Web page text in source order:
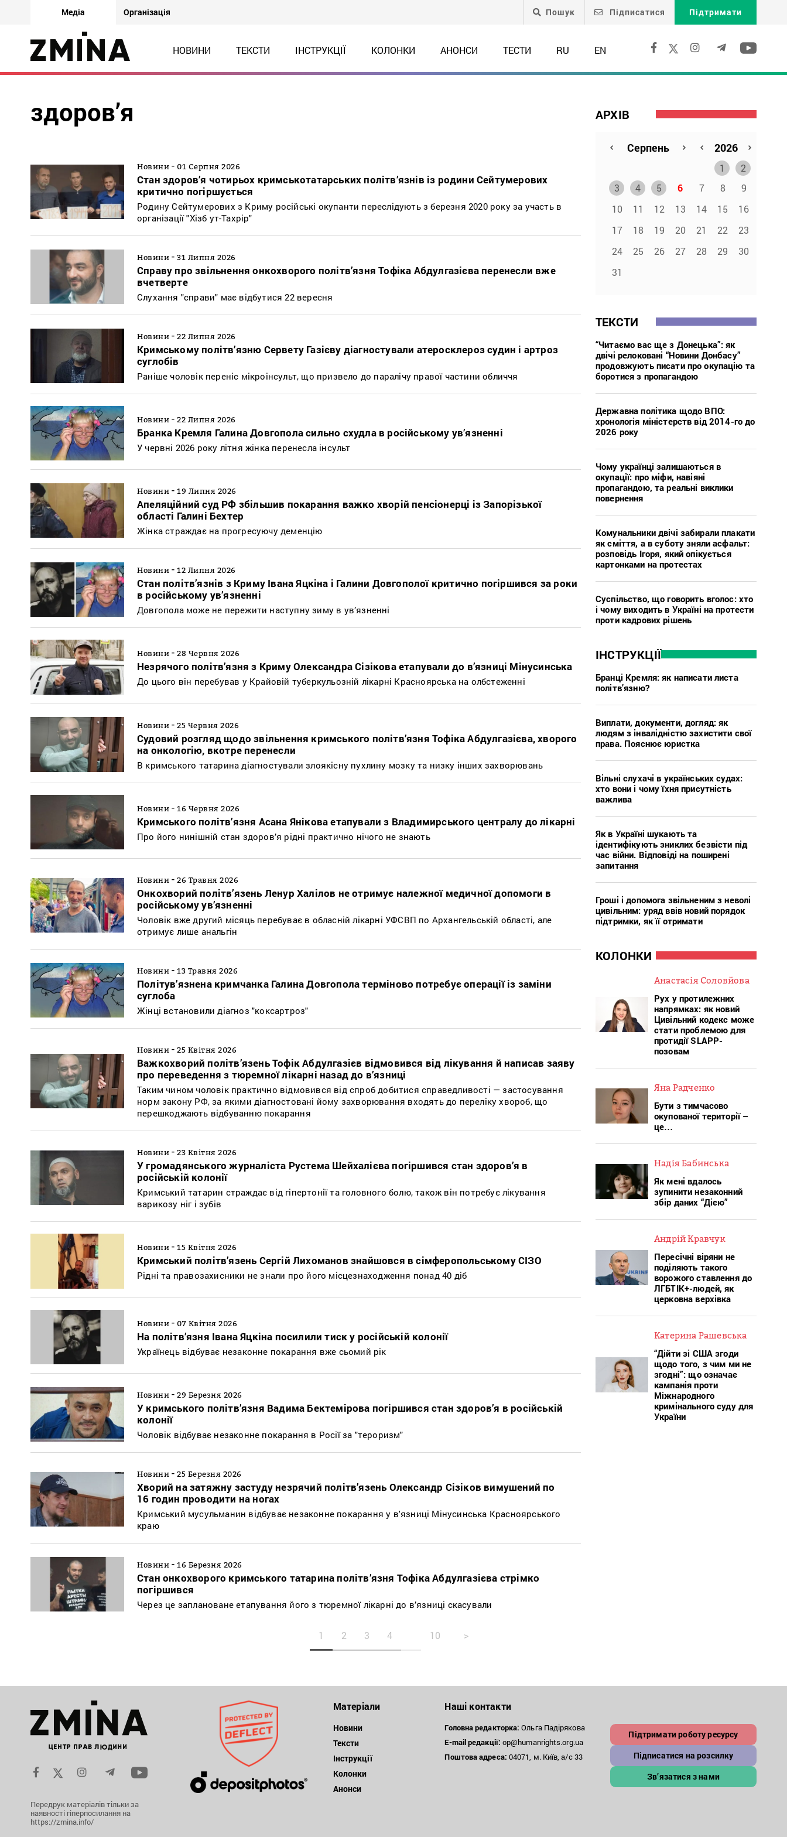
Медіа Організація Пошук Підписатися Підтримати
НОВИНИ ТЕКСТИ ІНСТРУКЦІЇ КОЛОНКИ АНОНСИ ТЕСТИ RU EN
здоров’я
Новини - 01 Серпня 2026
Стан здоров’я чотирьох кримськотатарських політв’язнів із родини Сейтумерових
критично погіршується
Родину Сейтумерових з Криму російські окупанти переслідують з березня 2020 року за участь в
організації "Хізб ут-Тахрір"
Новини - 31 Липня 2026
Справу про звільнення онкохворого політв’язня Тофіка Абдулгазієва перенесли вже
вчетверте
Слухання "справи" має відбутися 22 вересня
Новини - 22 Липня 2026
Кримському політв’язню Сервету Газієву діагностували атеросклероз судин і артроз
суглобів
Раніше чоловік переніс мікроінсульт, що призвело до паралічу правої частини обличчя
Новини - 22 Липня 2026
Бранка Кремля Галина Довгопола сильно схудла в російському ув’язненні
У червні 2026 року літня жінка перенесла інсульт
Новини - 19 Липня 2026
Апеляційний суд РФ збільшив покарання важко хворій пенсіонерці із Запорізької
області Галині Бехтер
Жінка страждає на прогресуючу деменцію
Новини - 12 Липня 2026
Стан політв’язнів з Криму Івана Яцкіна і Галини Довгополої критично погіршився за роки
в російському ув’язненні
Довгопола може не пережити наступну зиму в ув’язненні
Новини - 28 Червня 2026
Незрячого політв’язня з Криму Олександра Сізікова етапували до в’язниці Мінусинська
До цього він перебував у Крайовій туберкульозній лікарні Красноярська на олбстеженні
Новини - 25 Червня 2026
Судовий розгляд щодо звільнення кримського політв’язня Тофіка Абдулгазієва, хворого
на онкологію, вкотре перенесли
В кримського татарина діагностували злоякісну пухлину мозку та низку інших захворювань
Новини - 16 Червня 2026
Кримського політв’язня Асана Янікова етапували з Владимирського централу до лікарні
Про його нинішній стан здоров’я рідні практично нічого не знають
Новини - 26 Травня 2026
Онкохворий політв’язень Ленур Халілов не отримує належної медичної допомоги в
російському ув’язненні
Чоловік вже другий місяць перебуває в обласній лікарні УФСВП по Архангельській області, але
отримує лише анальгін
Новини - 13 Травня 2026
Політув’язнена кримчанка Галина Довгопола терміново потребує операції із заміни
суглоба
Жінці встановили діагноз "коксартроз"
Новини - 25 Квітня 2026
Важкохворий політв’язень Тофік Абдулгазієв відмовився від лікування й написав заяву
про переведення з тюремної лікарні назад до в’язниці
Таким чином чоловік практично відмовився від спроб добитися справедливості — застосування
норм закону РФ, за якими діагностовані йому захворювання входять до переліку хвороб, що
перешкоджають відбуванню покарання
Новини - 23 Квітня 2026
У громадянського журналіста Рустема Шейхалієва погіршився стан здоров’я в
російській колонії
Кримський татарин страждає від гіпертонії та головного болю, також він потребує лікування
варикозу ніг і зубів
Новини - 15 Квітня 2026
Кримський політв’язень Сергій Лихоманов знайшовся в сімферопольському СІЗО
Рідні та правозахисники не знали про його місцезнаходження понад 40 діб
Новини - 07 Квітня 2026
На політв’язня Івана Яцкіна посилили тиск у російській колонії
Українець відбуває незаконне покарання вже сьомий рік
Новини - 29 Березня 2026
У кримського політв’язня Вадима Бектемірова погіршився стан здоров’я в російській
колонії
Чоловік відбуває незаконне покарання в Росії за "тероризм"
Новини - 25 Березня 2026
Хворий на затяжну застуду незрячий політв’язень Олександр Сізіков вимушений по
16 годин проводити на ногах
Кримський мусульманин відбуває незаконне покарання у в'язниці Мінусинська Красноярського
краю
Новини - 16 Березня 2026
Стан онкохворого кримського татарина політв’язня Тофіка Абдулгазієва стрімко
погіршився
Через це заплановане етапування його з тюремної лікарні до в’язниці скасували
АРХІВ
1
2
3
4 5 6 7 8
9
10
11 12 13 14 15
16
17
18 19 20 21 22
23
24
25 26 27 28 29
30
31
ТЕКСТИ
“Читаємо вас ще з Донецька”: як
двічі релоковані “Новини Донбасу”
продовжують писати про окупацію та
боротися з пропагандою
Державна політика щодо ВПО:
хронологія міністерств від 2014-го до
2026 року
Чому українці залишаються в
окупації: про міфи, навіяні
пропагандою, та реальні виклики
повернення
Комунальники двічі забирали плакати
як сміття, а в суботу зняли асфальт:
розповідь Ігоря, який опікується
картонками на протестах
Суспільство, що говорить вголос: хто
і чому виходить в Україні на протести
проти кадрових рішень
ІНСТРУКЦІЇ
Бранці Кремля: як написати листа
політв’язню?
Виплати, документи, догляд: як
людям з інвалідністю захистити свої
права. Пояснює юристка
Вільні слухачі в українських судах:
хто вони і чому їхня присутність
важлива
Як в Україні шукають та
ідентифікують зниклих безвісти під
час війни. Відповіді на поширені
запитання
Гроші і допомога звільненим з неволі
цивільним: уряд ввів новий порядок
підтримки, як її отримати
КОЛОНКИ
Анастасія Соловйова
Рух у протилежних
напрямках: як новий
Цивільний кодекс може
стати проблемою для
протидії SLAPP-
позовам
Яна Радченко
Бути з тимчасово
окупованої території –
це…
Надія Бабинська
Як мені вдалось
зупинити незаконний
збір даних “Дією”
Андрій Кравчук
Пересічні віряни не
поділяють такого
ворожого ставлення до
ЛГБТІК+-людей, як
церковна верхівка
Катерина Рашевська
“Дійти зі США згоди
щодо того, з чим ми не
згодні”: що означає
кампанія проти
Міжнародного
кримінального суду для
України
1 2 3 4 10 >
Передрук матеріалів тільки за
наявності гіперпосилання на
https://zmina.info/
Матеріали
Новини
Тексти
Інструкції
Колонки
Анонси
Наші контакти
Головна редакторка: Ольга Падірякова
E-mail редакції: op@humanrights.org.ua
Поштоваадреса: 04071, м. Київ, а/с 33
Підтримати роботу ресурсу
Підписатися на розсилку
Зв’язатися з нами